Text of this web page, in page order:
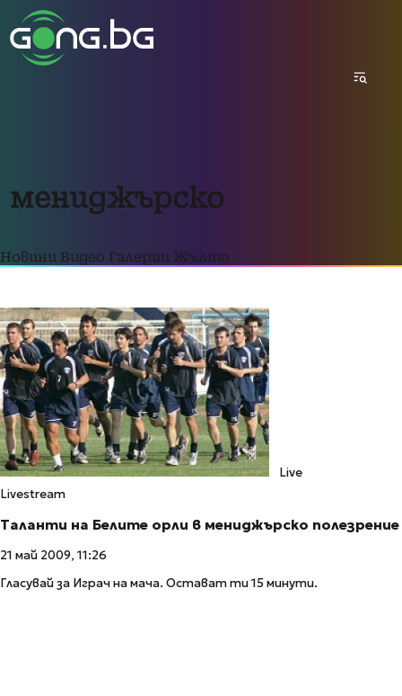
мениджърско
Новини Видео Галерии Жълто
Live
Livestream
Таланти на Белите орли в мениджърско полезрение
21 май 2009, 11:26
Гласувай за Играч на мача. Остават ти 15 минути.